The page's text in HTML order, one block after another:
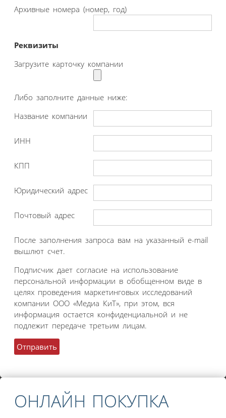
Архивные номера (номер, год)
Реквизиты
Загрузите карточку компании
Либо заполните данные ниже:
Название компании
ИНН
КПП
Юридический адрес
Почтовый адрес
После заполнения запроса вам на указанный e-mail
вышлют счет.
Подписчик дает согласие на использование
персональной информации в обобщенном виде в
целях проведения маркетинговых исследований
компании ООО «Медиа КиТ», при этом, вся
информация остается конфиденциальной и не
подлежит передаче третьим лицам.
ОНЛАЙН ПОКУПКА